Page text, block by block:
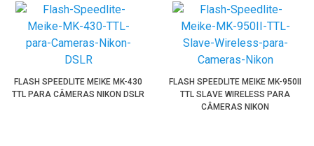
FLASH SPEEDLITE MEIKE MK-430
TTL PARA CÂMERAS NIKON DSLR
FLASH SPEEDLITE MEIKE MK-950II
TTL SLAVE WIRELESS PARA
CÂMERAS NIKON